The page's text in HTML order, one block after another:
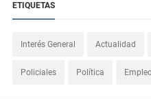
ETIQUETAS
Interés General Actualidad
Policiales Política